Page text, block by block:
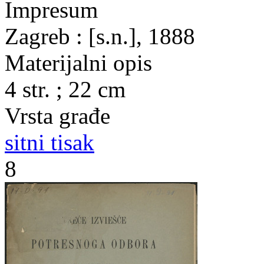
Impresum
Zagreb : [s.n.], 1888
Materijalni opis
4 str. ; 22 cm
Vrsta građe
sitni tisak
8